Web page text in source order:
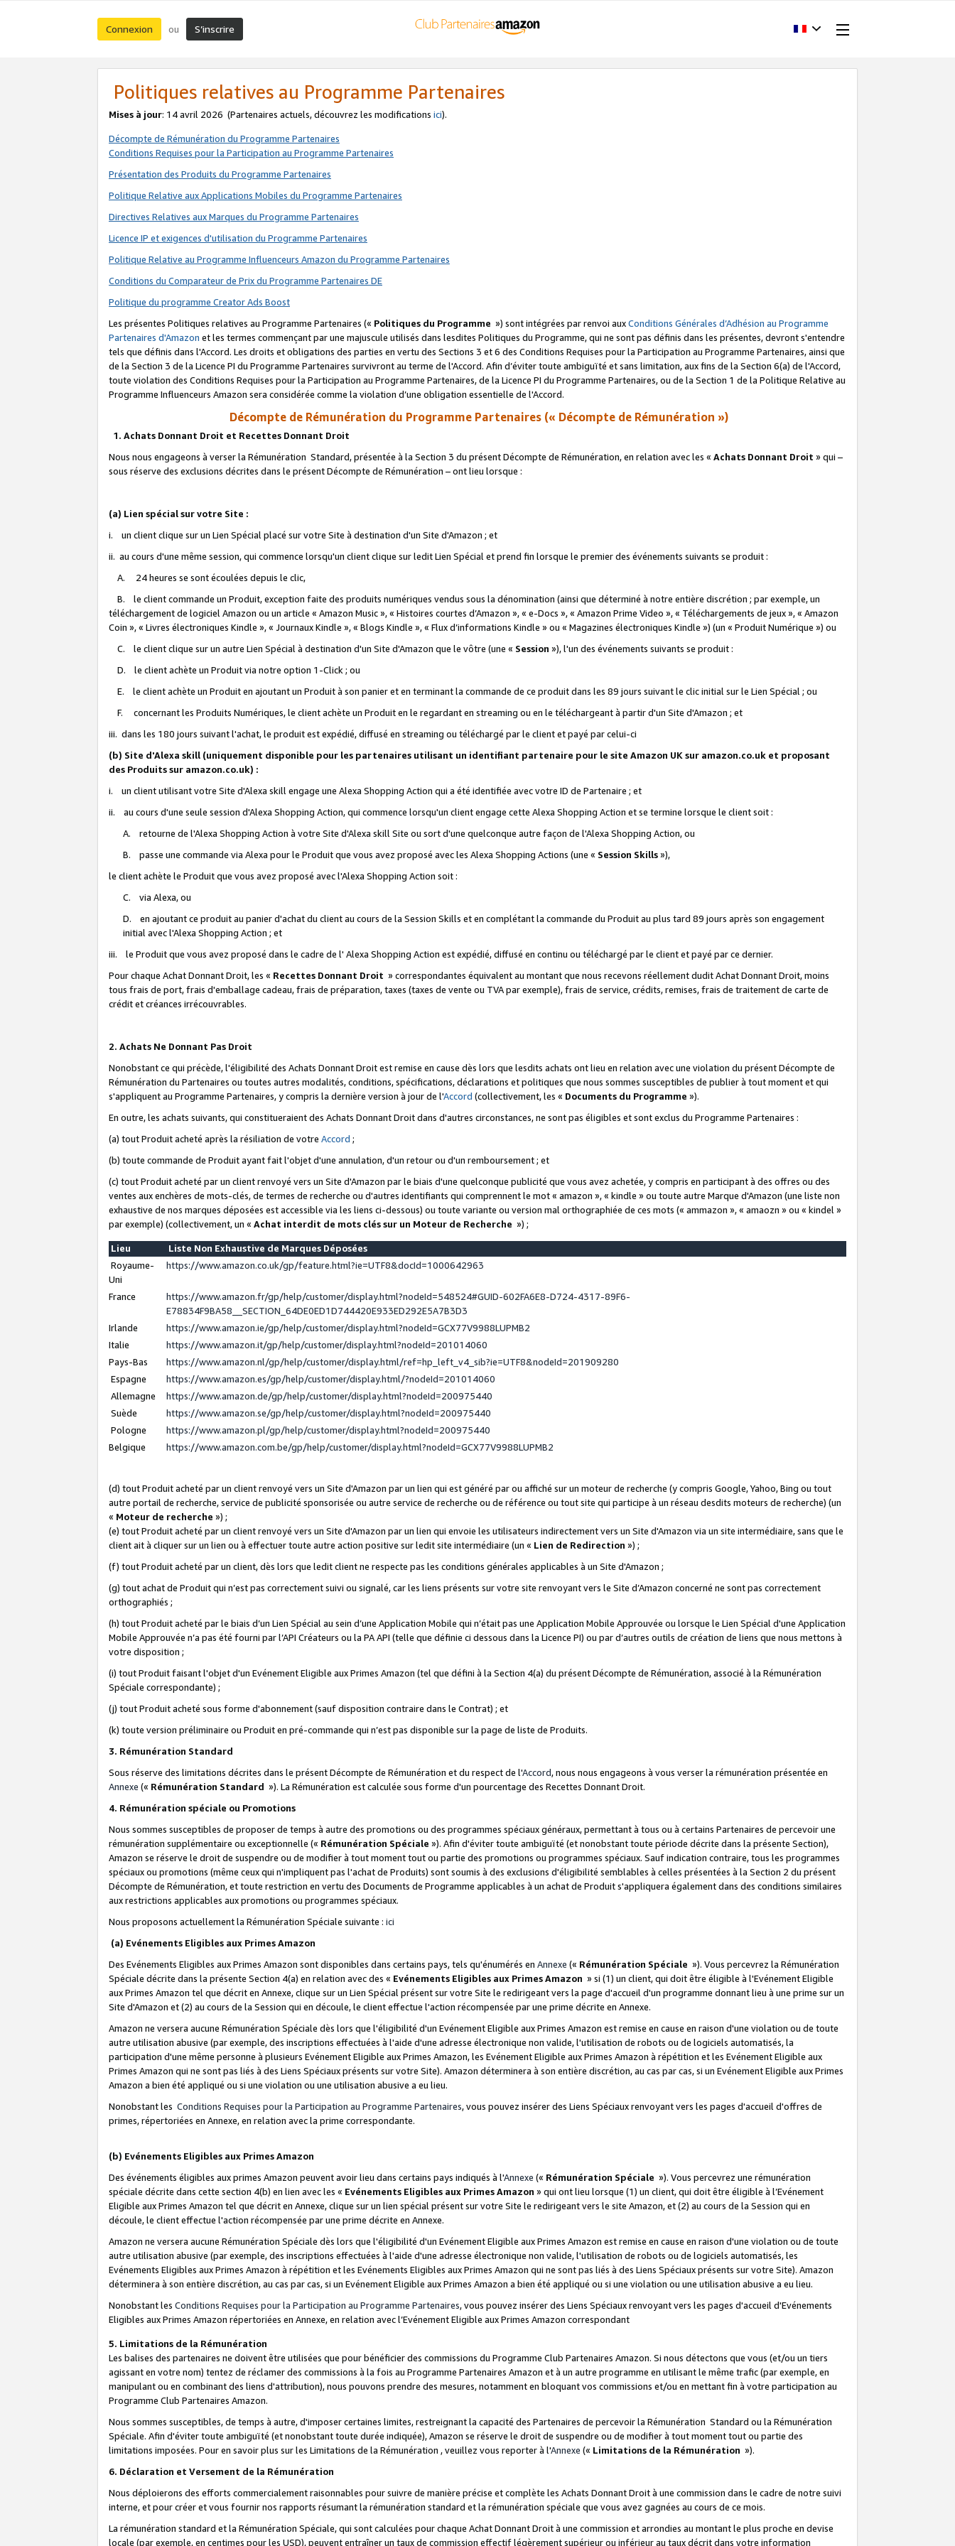
Connexion ou S’inscrire
Politiques relatives au Programme Partenaires
Mises à jour: 14 avril 2026 (Partenaires actuels, découvrez les modifications ici).
Décompte de Rémunération du Programme Partenaires
Conditions Requises pour la Participation au Programme Partenaires
Présentation des Produits du Programme Partenaires
Politique Relative aux Applications Mobiles du Programme Partenaires
Directives Relatives aux Marques du Programme Partenaires
Licence IP et exigences d'utilisation du Programme Partenaires
Politique Relative au Programme Influenceurs Amazon du Programme Partenaires
Conditions du Comparateur de Prix du Programme Partenaires DE
Politique du programme Creator Ads Boost
Les présentes Politiques relatives au Programme Partenaires (« Politiques du Programme ») sont intégrées par renvoi auxConditions Générales d’Adhésion au Programme
Partenaires d'Amazon et les termes commençant par une majuscule utilisés dans lesdites Politiques du Programme, qui ne sont pas définis dans les présentes, devront s'entendre
tels que définis dans l'Accord. Les droits et obligations des parties en vertu des Sections 3 et 6 des Conditions Requises pour la Participation au Programme Partenaires, ainsi que
de la Section 3 de la Licence PI du Programme Partenaires survivront au terme de l'Accord. Afin d’éviter toute ambiguïté et sans limitation, aux fins de la Section 6(a) de l'Accord,
toute violation des Conditions Requises pour la Participation au Programme Partenaires, de la Licence PI du Programme Partenaires, ou de la Section 1 de la Politique Relative au
Programme Influenceurs Amazon sera considérée comme la violation d’une obligation essentielle de l'Accord.
Décompte de Rémunération du Programme Partenaires (« Décompte de Rémunération »)
1. Achats Donnant Droit et Recettes Donnant Droit
Nous nous engageons à verser la Rémunération Standard, présentée à la Section 3 du présent Décompte de Rémunération, en relation avec les « Achats Donnant Droit » qui –
sous réserve des exclusions décrites dans le présent Décompte de Rémunération – ont lieu lorsque :
(a) Lien spécial sur votre Site :
i. un client clique sur un Lien Spécial placé sur votre Site à destination d'un Site d'Amazon ; et
ii. au cours d'une même session, qui commence lorsqu'un client clique sur ledit Lien Spécial et prend fin lorsque le premier des événements suivants se produit :
A. 24 heures se sont écoulées depuis le clic,
B. le client commande un Produit, exception faite des produits numériques vendus sous la dénomination (ainsi que déterminé à notre entière discrétion ; par exemple, un
téléchargement de logiciel Amazon ou un article « Amazon Music », « Histoires courtes d’Amazon », « e-Docs », « Amazon Prime Video », « Téléchargements de jeux », « Amazon
Coin », « Livres électroniques Kindle », « Journaux Kindle », « Blogs Kindle », « Flux d’informations Kindle » ou « Magazines électroniques Kindle ») (un « Produit Numérique ») ou
C. le client clique sur un autre Lien Spécial à destination d'un Site d'Amazon que le vôtre (une « Session »), l'un des événements suivants se produit :
D. le client achète un Produit via notre option 1-Click ; ou
E. le client achète un Produit en ajoutant un Produit à son panier et en terminant la commande de ce produit dans les 89 jours suivant le clic initial sur le Lien Spécial ; ou
F. concernant les Produits Numériques, le client achète un Produit en le regardant en streaming ou en le téléchargeant à partir d'un Site d'Amazon ; et
iii. dans les 180 jours suivant l'achat, le produit est expédié, diffusé en streaming ou téléchargé par le client et payé par celui-ci
(b) Site d'Alexa skill (uniquement disponible pour les partenaires utilisant un identifiant partenaire pour le site Amazon UK sur amazon.co.uk et proposant
des Produits sur amazon.co.uk) :
i. un client utilisant votre Site d'Alexa skill engage une Alexa Shopping Action qui a été identifiée avec votre ID de Partenaire ; et
ii. au cours d'une seule session d'Alexa Shopping Action, qui commence lorsqu'un client engage cette Alexa Shopping Action et se termine lorsque le client soit :
A. retourne de l'Alexa Shopping Action à votre Site d'Alexa skill Site ou sort d'une quelconque autre façon de l'Alexa Shopping Action, ou
B. passe une commande via Alexa pour le Produit que vous avez proposé avec les Alexa Shopping Actions (une « Session Skills»),
le client achète le Produit que vous avez proposé avec l'Alexa Shopping Action soit :
C. via Alexa, ou
D. en ajoutant ce produit au panier d'achat du client au cours de la Session Skills et en complétant la commande du Produit au plus tard 89 jours après son engagement
initial avec l'Alexa Shopping Action ; et
iii. le Produit que vous avez proposé dans le cadre de l' Alexa Shopping Action est expédié, diffusé en continu ou téléchargé par le client et payé par ce dernier.
Pour chaque Achat Donnant Droit, les « Recettes Donnant Droit » correspondantes équivalent au montant que nous recevons réellement dudit Achat Donnant Droit, moins
tous frais de port, frais d'emballage cadeau, frais de préparation, taxes (taxes de vente ou TVA par exemple), frais de service, crédits, remises, frais de traitement de carte de
crédit et créances irrécouvrables.
2. Achats Ne Donnant Pas Droit
Nonobstant ce qui précède, l'éligibilité des Achats Donnant Droit est remise en cause dès lors que lesdits achats ont lieu en relation avec une violation du présent Décompte de
Rémunération du Partenaires ou toutes autres modalités, conditions, spécifications, déclarations et politiques que nous sommes susceptibles de publier à tout moment et qui
s'appliquent au Programme Partenaires, y compris la dernière version à jour de l'Accord (collectivement, les « Documents du Programme »).
En outre, les achats suivants, qui constitueraient des Achats Donnant Droit dans d'autres circonstances, ne sont pas éligibles et sont exclus du Programme Partenaires :
(a) tout Produit acheté après la résiliation de votre Accord ;
(b) toute commande de Produit ayant fait l'objet d'une annulation, d'un retour ou d'un remboursement ; et
(c) tout Produit acheté par un client renvoyé vers un Site d'Amazon par le biais d'une quelconque publicité que vous avez achetée, y compris en participant à des offres ou des
ventes aux enchères de mots-clés, de termes de recherche ou d'autres identifiants qui comprennent le mot « amazon », « kindle » ou toute autre Marque d'Amazon (une liste non
exhaustive de nos marques déposées est accessible via les liens ci-dessous) ou toute variante ou version mal orthographiée de ces mots (« ammazon », « amaozn » ou « kindel »
par exemple) (collectivement, un « Achat interdit de mots clés sur un Moteur de Recherche ») ;
Lieu
Liste Non Exhaustive de Marques Déposées
Royaume-
Uni
https://www.amazon.co.uk/gp/feature.html?ie=UTF8&docId=1000642963
France
https://www.amazon.fr/gp/help/customer/display.html?nodeId=548524#GUID-602FA6E8-D724-4317-89F6-
E78834F9BA58__SECTION_64DE0ED1D744420E933ED292E5A7B3D3
Irlande
https://www.amazon.ie/gp/help/customer/display.html?nodeId=GCX77V9988LUPMB2
Italie
https://www.amazon.it/gp/help/customer/display.html?nodeId=201014060
Pays-Bas
https://www.amazon.nl/gp/help/customer/display.html/ref=hp_left_v4_sib?ie=UTF8&nodeId=201909280
Espagne
https://www.amazon.es/gp/help/customer/display.html/?nodeId=201014060
Allemagne
https://www.amazon.de/gp/help/customer/display.html?nodeId=200975440
Suède
https://www.amazon.se/gp/help/customer/display.html?nodeId=200975440
Pologne
https://www.amazon.pl/gp/help/customer/display.html?nodeId=200975440
Belgique
https://www.amazon.com.be/gp/help/customer/display.html?nodeId=GCX77V9988LUPMB2
(d) tout Produit acheté par un client renvoyé vers un Site d'Amazon par un lien qui est généré par ou affiché sur un moteur de recherche (y compris Google, Yahoo, Bing ou tout
autre portail de recherche, service de publicité sponsorisée ou autre service de recherche ou de référence ou tout site qui participe à un réseau desdits moteurs de recherche) (un
« Moteur de recherche ») ;
(e) tout Produit acheté par un client renvoyé vers un Site d'Amazon par un lien qui envoie les utilisateurs indirectement vers un Site d'Amazon via un site intermédiaire, sans que le
client ait à cliquer sur un lien ou à effectuer toute autre action positive sur ledit site intermédiaire (un « Lien de Redirection ») ;
(f) tout Produit acheté par un client, dès lors que ledit client ne respecte pas les conditions générales applicables à un Site d'Amazon ;
(g) tout achat de Produit qui n’est pas correctement suivi ou signalé, car les liens présents sur votre site renvoyant vers le Site d’Amazon concerné ne sont pas correctement
orthographiés ;
(h) tout Produit acheté par le biais d’un Lien Spécial au sein d’une Application Mobile qui n’était pas une Application Mobile Approuvée ou lorsque le Lien Spécial d'une Application
Mobile Approuvée n’a pas été fourni par l’API Créateurs ou la PA API (telle que définie ci dessous dans la Licence PI) ou par d’autres outils de création de liens que nous mettons à
votre disposition ;
(i) tout Produit faisant l'objet d'un Evénement Eligible aux Primes Amazon (tel que défini à la Section 4(a) du présent Décompte de Rémunération, associé à la Rémunération
Spéciale correspondante) ;
(j) tout Produit acheté sous forme d'abonnement (sauf disposition contraire dans le Contrat) ; et
(k) toute version préliminaire ou Produit en pré-commande qui n’est pas disponible sur la page de liste de Produits.
3. Rémunération Standard
Sous réserve des limitations décrites dans le présent Décompte de Rémunération et du respect de l'Accord, nous nous engageons à vous verser la rémunération présentée en
Annexe (« Rémunération Standard »). La Rémunération est calculée sous forme d'un pourcentage des Recettes Donnant Droit.
4. Rémunération spéciale ou Promotions
Nous sommes susceptibles de proposer de temps à autre des promotions ou des programmes spéciaux généraux, permettant à tous ou à certains Partenaires de percevoir une
rémunération supplémentaire ou exceptionnelle (« Rémunération Spéciale »). Afin d'éviter toute ambiguïté (et nonobstant toute période décrite dans la présente Section),
Amazon se réserve le droit de suspendre ou de modifier à tout moment tout ou partie des promotions ou programmes spéciaux. Sauf indication contraire, tous les programmes
spéciaux ou promotions (même ceux qui n'impliquent pas l'achat de Produits) sont soumis à des exclusions d'éligibilité semblables à celles présentées à la Section 2 du présent
Décompte de Rémunération, et toute restriction en vertu des Documents de Programme applicables à un achat de Produit s'appliquera également dans des conditions similaires
aux restrictions applicables aux promotions ou programmes spéciaux.
Nous proposons actuellement la Rémunération Spéciale suivante : ici
(a) Evénements Eligibles aux Primes Amazon
Des Evénements Eligibles aux Primes Amazon sont disponibles dans certains pays, tels qu'énumérés en Annexe (« Rémunération Spéciale »). Vous percevrez la Rémunération
Spéciale décrite dans la présente Section 4(a) en relation avec des « Evénements Eligibles aux Primes Amazon » si (1) un client, qui doit être éligible à l'Evénement Eligible
aux Primes Amazon tel que décrit en Annexe, clique sur un Lien Spécial présent sur votre Site le redirigeant vers la page d'accueil d'un programme donnant lieu à une prime sur un
Site d'Amazon et (2) au cours de la Session qui en découle, le client effectue l'action récompensée par une prime décrite en Annexe.
Amazon ne versera aucune Rémunération Spéciale dès lors que l'éligibilité d'un Evénement Eligible aux Primes Amazon est remise en cause en raison d'une violation ou de toute
autre utilisation abusive (par exemple, des inscriptions effectuées à l'aide d'une adresse électronique non valide, l'utilisation de robots ou de logiciels automatisés, la
participation d'une même personne à plusieurs Evénement Eligible aux Primes Amazon, les Evénement Eligible aux Primes Amazon à répétition et les Evénement Eligible aux
Primes Amazon qui ne sont pas liés à des Liens Spéciaux présents sur votre Site). Amazon déterminera à son entière discrétion, au cas par cas, si un Evénement Eligible aux Primes
Amazon a bien été appliqué ou si une violation ou une utilisation abusive a eu lieu.
Nonobstant les Conditions Requises pour la Participation au Programme Partenaires, vous pouvez insérer des Liens Spéciaux renvoyant vers les pages d'accueil d'offres de
primes, répertoriées en Annexe, en relation avec la prime correspondante.
(b) Evénements Eligibles aux Primes Amazon
Des événements éligibles aux primes Amazon peuvent avoir lieu dans certains pays indiqués à l'Annexe (« Rémunération Spéciale »). Vous percevrez une rémunération
spéciale décrite dans cette section 4(b) en lien avec les « Evénements Eligibles aux Primes Amazon » qui ont lieu lorsque (1) un client, qui doit être éligible à l’Evénement
Eligible aux Primes Amazon tel que décrit en Annexe, clique sur un lien spécial présent sur votre Site le redirigeant vers le site Amazon, et (2) au cours de la Session qui en
découle, le client effectue l'action récompensée par une prime décrite en Annexe.
Amazon ne versera aucune Rémunération Spéciale dès lors que l'éligibilité d'un Evénement Eligible aux Primes Amazon est remise en cause en raison d'une violation ou de toute
autre utilisation abusive (par exemple, des inscriptions effectuées à l'aide d'une adresse électronique non valide, l'utilisation de robots ou de logiciels automatisés, les
Evénements Eligibles aux Primes Amazon à répétition et les Evénements Eligibles aux Primes Amazon qui ne sont pas liés à des Liens Spéciaux présents sur votre Site). Amazon
déterminera à son entière discrétion, au cas par cas, si un Evénement Eligible aux Primes Amazon a bien été appliqué ou si une violation ou une utilisation abusive a eu lieu.
Nonobstant les Conditions Requises pour la Participation au Programme Partenaires, vous pouvez insérer des Liens Spéciaux renvoyant vers les pages d'accueil d'Evénements
Eligibles aux Primes Amazon répertoriées en Annexe, en relation avec l’Evénement Eligible aux Primes Amazon correspondant
5. Limitations de la Rémunération
Les balises des partenaires ne doivent être utilisées que pour bénéficier des commissions du Programme Club Partenaires Amazon. Si nous détectons que vous (et/ou un tiers
agissant en votre nom) tentez de réclamer des commissions à la fois au Programme Partenaires Amazon et à un autre programme en utilisant le même trafic (par exemple, en
manipulant ou en combinant des liens d'attribution), nous pouvons prendre des mesures, notamment en bloquant vos commissions et/ou en mettant fin à votre participation au
Programme Club Partenaires Amazon.
Nous sommes susceptibles, de temps à autre, d'imposer certaines limites, restreignant la capacité des Partenaires de percevoir la Rémunération Standard ou la Rémunération
Spéciale. Afin d'éviter toute ambiguïté (et nonobstant toute durée indiquée), Amazon se réserve le droit de suspendre ou de modifier à tout moment tout ou partie des
limitations imposées. Pour en savoir plus sur les Limitations de la Rémunération , veuillez vous reporter à l'Annexe (« Limitations de la Rémunération »).
6. Déclaration et Versement de la Rémunération
Nous déploierons des efforts commercialement raisonnables pour suivre de manière précise et complète les Achats Donnant Droit à une commission dans le cadre de notre suivi
interne, et pour créer et vous fournir nos rapports résumant la rémunération standard et la rémunération spéciale que vous avez gagnées au cours de ce mois.
La rémunération standard et la Rémunération Spéciale, qui sont calculées pour chaque Achat Donnant Droit à une commission et arrondies au montant le plus proche en devise
locale (par exemple, en centimes pour les USD), peuvent entraîner un taux de commission effectif légèrement supérieur ou inférieur au taux décrit dans votre information